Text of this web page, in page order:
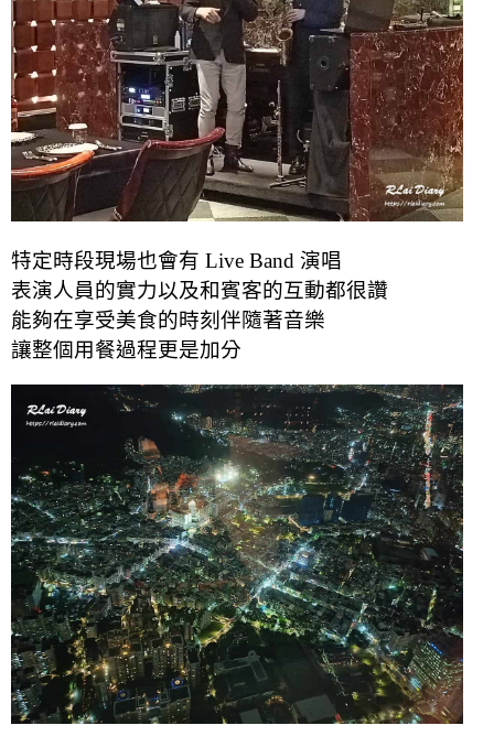
特定時段現場也會有 Live Band 演唱
表演人員的實力以及和賓客的互動都很讚
能夠在享受美食的時刻伴隨著音樂
讓整個用餐過程更是加分